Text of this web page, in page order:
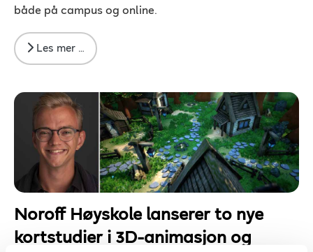
både på campus og online.
Les mer …
Noroff Høyskole lanserer to nye
kortstudier i 3D-animasjon og